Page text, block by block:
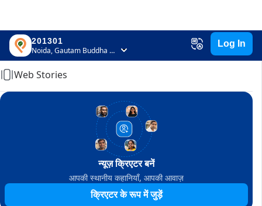
201301
Noida, Gautam Buddha Nagar, Uttar Pradesh
Log In
Home
Web Stories
न्यूज़ क्रिएटर बनें
आपकी स्थानीय कहानियाँ, आपकी आवाज़
क्रिएटर के रूप में जुड़ें